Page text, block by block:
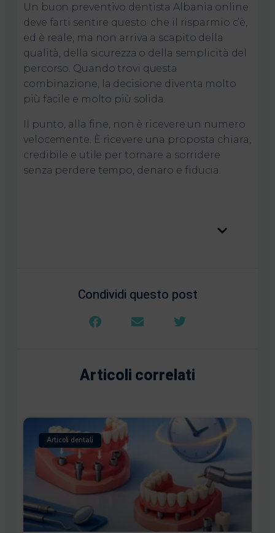
Un buon preventivo dentista Albania online
deve farti sentire questo: che il risparmio c’è,
ed è reale, ma non arriva a scapito della
qualità, della sicurezza o della semplicità del
percorso. Quando trovi questa
combinazione, la decisione diventa molto
più facile e molto più solida.
Il punto, alla fine, non è ricevere un numero
velocemente. È ricevere una proposta chiara,
credibile e utile per tornare a sorridere
senza perdere tempo, denaro e fiducia.
Condividi questo post
Articoli correlati
Articoli dentali